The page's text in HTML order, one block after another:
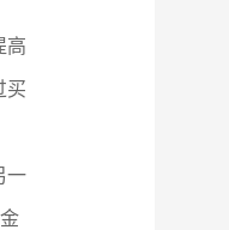
高
买
一